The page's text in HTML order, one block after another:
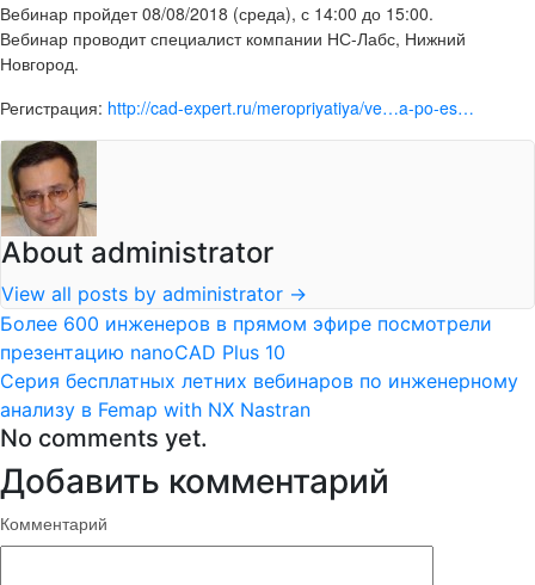
Вебинар пройдет 08/08/2018 (среда), с 14:00 до 15:00.
Вебинар проводит специалист компании НС-Лабс, Нижний
Новгород.
Регистрация: http://cad-expert.ru/meropriyatiya/ve…a-po-es…
About administrator
View all posts by administrator →
Более 600 инженеров в прямом эфире посмотрели
презентацию nanoCAD Plus 10
Cерия бесплатных летних вебинаров по инженерному
анализу в Femap with NX Nastran
No comments yet.
Добавить комментарий
Комментарий